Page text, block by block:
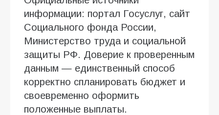
информации: портал Госуслуг, сайт
Социального фонда России,
Министерство труда и социальной
защиты РФ. Доверие к проверенным
данным — единственный способ
корректно спланировать бюджет и
своевременно оформить
положенные выплаты.